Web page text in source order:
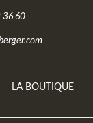
36 60
LA BOUTIQUE